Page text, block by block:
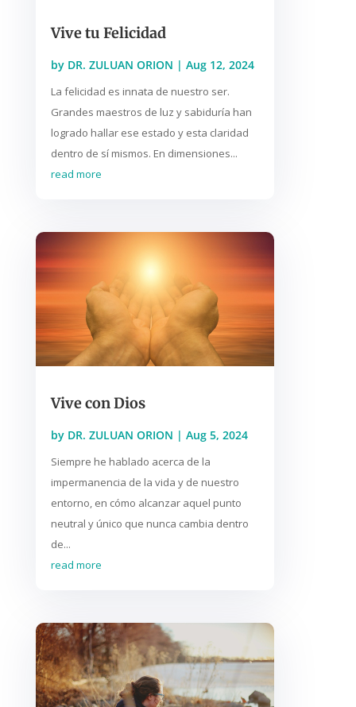
Vive tu Felicidad
by DR. ZULUAN ORION | Aug 12, 2024
La felicidad es innata de nuestro ser.
Grandes maestros de luz y sabiduría han
logrado hallar ese estado y esta claridad
dentro de sí mismos. En dimensiones...
read more
Vive con Dios
by DR. ZULUAN ORION | Aug 5, 2024
Siempre he hablado acerca de la
impermanencia de la vida y de nuestro
entorno, en cómo alcanzar aquel punto
neutral y único que nunca cambia dentro
de...
read more